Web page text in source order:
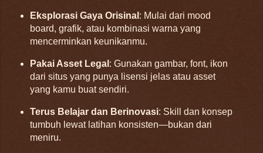
Eksplorasi Gaya Orisinal : Mulai dari mood
board, grafik, atau kombinasi warna yang
mencerminkan keunikanmu.
Pakai Asset Legal : Gunakan gambar, font, ikon
dari situs yang punya lisensi jelas atau asset
yang kamu buat sendiri.
Terus Belajar dan Berinovasi: Skill dan konsep
tumbuh lewat latihan konsisten—bukan dari
meniru.